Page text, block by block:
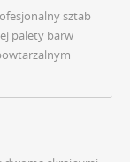
sztab
palety barw